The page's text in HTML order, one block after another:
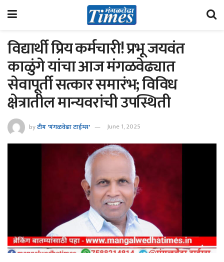
विद्यार्थी प्रिय कर्मचारी! प्रभू जयवंत
काळुंगे यांचा आज मंगळवेढ्यात
सेवापूर्ती सत्कार समारंभ; विविध
क्षेत्रातील मान्यवरांची उपस्थिती
byटीम 'मंगळवेढा टाईम्स' June 1, 2025